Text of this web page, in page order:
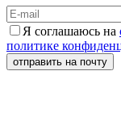
Я соглашаюсь на
политике